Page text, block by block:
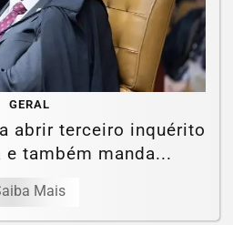
GERAL
abrir terceiro inquérito
e também manda...
Mais